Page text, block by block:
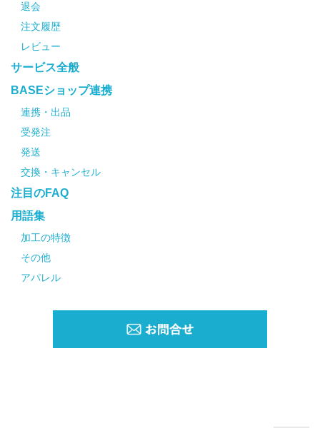
退会
注文履歴
レビュー
サービス全般
BASEショップ連携
連携・出品
受発注
発送
交換・キャンセル
注目のFAQ
用語集
加工の特徴
その他
アパレル